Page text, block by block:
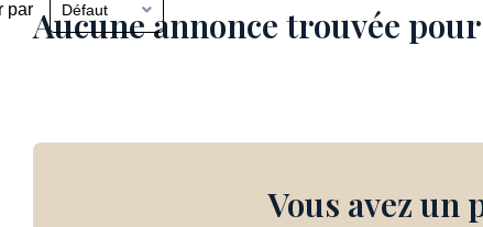
Aucune annonce trouvée
Défaut
Vous avez